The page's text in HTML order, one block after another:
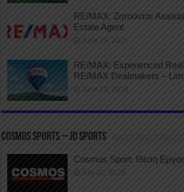
RE/MAX: Ζητούνται
Estate Agent
June 29, 2026
RE/MAX: Experienced
RE/MAX Dealmakers –
June 29, 2026
COSMOS SPORTS – JD SPORTS
Cosmos Sport: Θέση
July 10, 2026